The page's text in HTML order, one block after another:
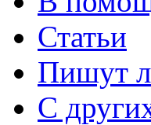
Статьи
Пишут
С